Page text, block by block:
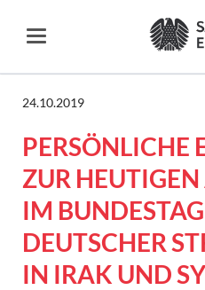
24.10.2019
PERSÖNLICHE
ZUR
IM
DEUTSCHER
IN IRAK UND